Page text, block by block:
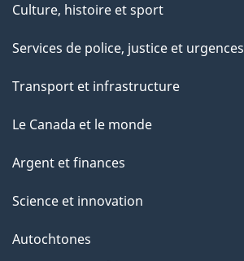
Culture, histoire et sport
Services de police, justice et urgences
Transport et infrastructure
Le Canada et le monde
Argent et finances
Science et innovation
Autochtones